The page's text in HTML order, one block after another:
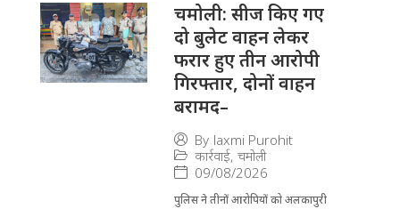
चमोली: सीज किए गए
दो बुलेट वाहन लेकर
फरार हुए तीन आरोपी
गिरफ्तार, दोनों वाहन
बरामद–
By laxmi Purohit
कार्रवाई, चमोली
09/08/2026
पुलिस ने तीनों आरोपियों को अलकापुरी